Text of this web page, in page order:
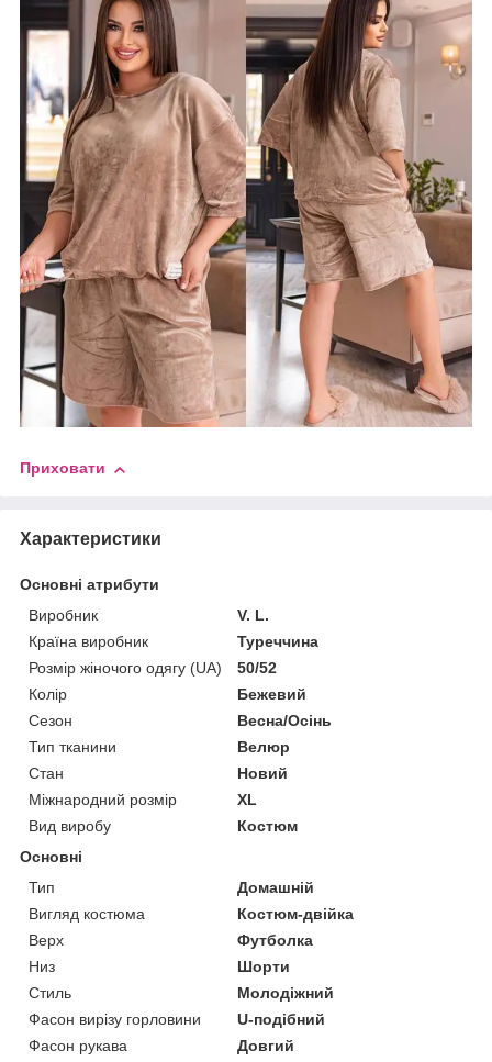
Приховати
Характеристики
Основні атрибути
Виробник
V. L.
Країна виробник
Туреччина
Розмір жіночого одягу (UA)
50/52
Колір
Бежевий
Сезон
Весна/Осінь
Тип тканини
Велюр
Стан
Новий
Міжнародний розмір
XL
Вид виробу
Костюм
Основні
Тип
Домашній
Вигляд костюма
Костюм-двійка
Верх
Футболка
Низ
Шорти
Стиль
Молодіжний
Фасон вирізу горловини
U-подібний
Фасон рукава
Довгий